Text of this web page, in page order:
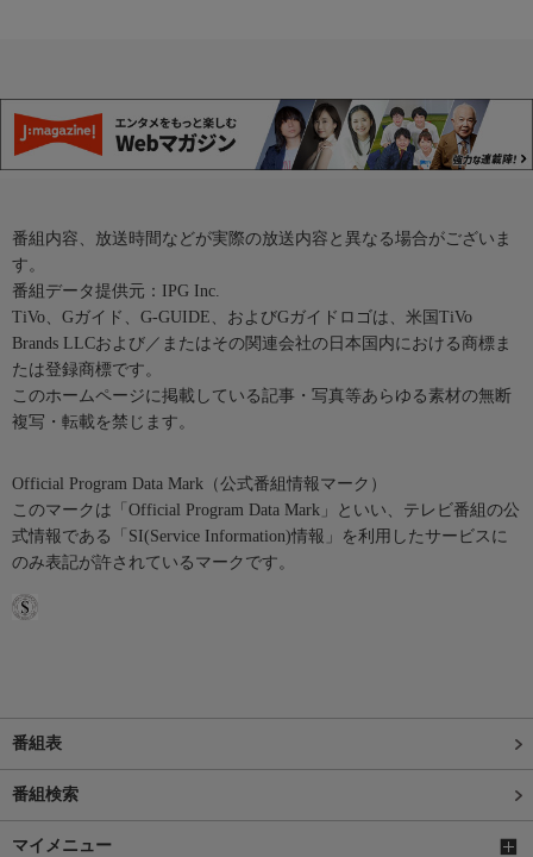
番組内容、放送時間などが実際の放送内容と異なる場合がございま
す。
番組データ提供元：IPG Inc.
TiVo、Gガイド、G-GUIDE、およびGガイドロゴは、米国TiVo
Brands LLCおよび／またはその関連会社の日本国内における商標ま
たは登録商標です。
このホームページに掲載している記事・写真等あらゆる素材の無断
複写・転載を禁じます。
Official Program Data Mark（公式番組情報マーク）
このマークは「Official Program Data Mark」といい、テレビ番組の公
式情報である「SI(Service Information)情報」を利用したサービスに
のみ表記が許されているマークです。
番組表
番組検索
マイメニュー